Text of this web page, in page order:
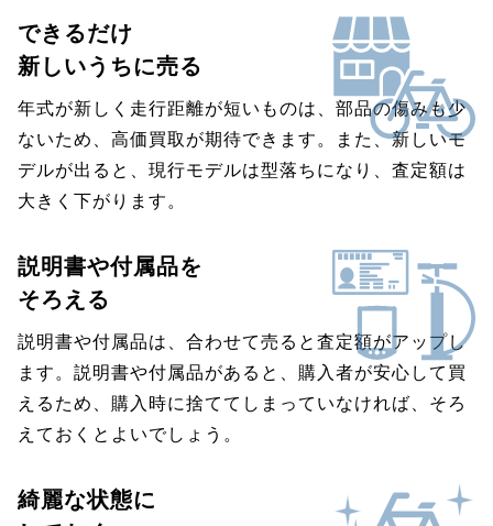
できるだけ
新しいうちに売る
年式が新しく走行距離が短いものは、部品の傷みも少
ないため、高価買取が期待できます。また、新しいモ
デルが出ると、現行モデルは型落ちになり、査定額は
大きく下がります。
説明書や付属品を
そろえる
説明書や付属品は、合わせて売ると査定額がアップし
ます。説明書や付属品があると、購入者が安心して買
えるため、購入時に捨ててしまっていなければ、そろ
えておくとよいでしょう。
綺麗な状態に